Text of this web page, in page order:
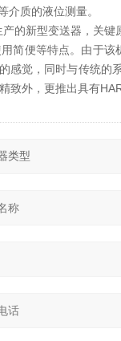
质的液位测量。
新型变送器，关键
简便等特点。由于
感觉，同时与传统
致外，更推出具有